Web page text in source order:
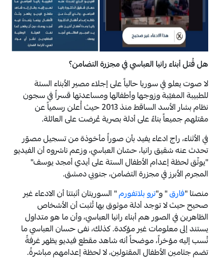
هلقُتل أبناء رانيا العباسي في مجزرة التضامن؟
لا صوت يعلو في سوريا حالياً على إجلاء مصير الأبناء الستة
للطبيبة المغيّبة وزوجها وأطفالها ومساعدتها قسراً في سجون
نظام بشار الأسد الساقط منذ 2013 حيث أُعلن رسمياً عن
مقتلهم جميعاً بناءً على أدلة بصرية عُرضت على العائلة.
في الأثناء، راج ادعاء يفيد بأن صوراً مأخوذة من تسجيل مصوّر
تحدث عنه شقيق رانيا، حسّان العباسي، وزعم ناشروه أن الفيديو
"يوثّق لحظة إعدام الأطفال الستة على أيدي أمجد يوسف"
المجرم الأبرز في مجزرة التضامن، جنوبي دمشق.
منصتا "فارق" و"ترو بلاتفورم" السوريتان أثبتتا أن الادعاء غير
صحيح حيث لاتوجد أدلة موثوق بها تُثبت أن الأشخاص
الظاهرين في الصور هم أبناء رانيا العباسي، وأن ما هو متداول
يستند إلى معلومات غير مؤكدة. كذلك، نفى حسان العباسي ما
نُسب إليه مؤخراً، موضحاً أنه شاهد مقطع فيديو يظهر غرفةً
تضم جثامين الأطفال المقتولين، لا لحظة إعدامهم مباشرةً.